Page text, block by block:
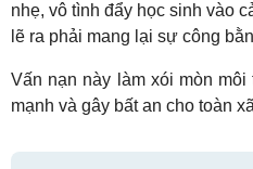
nhẹ, vô tình đẩy học sinh vào
lẽ ra phải mang lại sự công
Vấn nạn này làm xói mòn
mạnh và gây bất an cho toàn